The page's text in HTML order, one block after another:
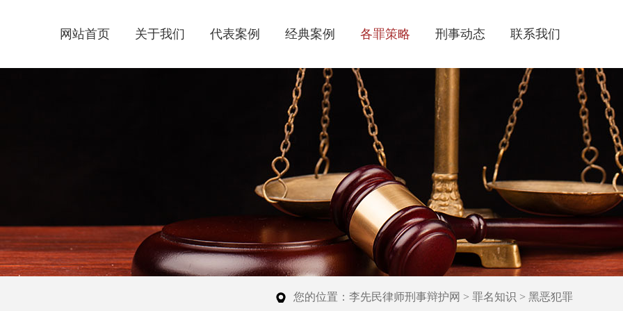
网站首页 关于我们 代表案例 经典案例 各罪策略 刑事动态 联系我们
您的位置： 李先民律师刑事辩护网 > 罪名知识 > 黑恶犯罪